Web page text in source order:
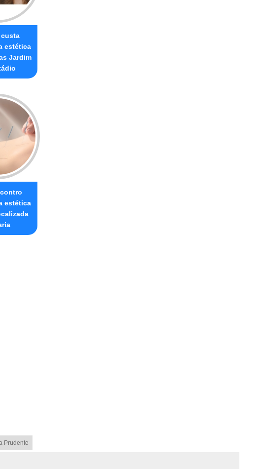
estética
Jardim
estética
Prudente